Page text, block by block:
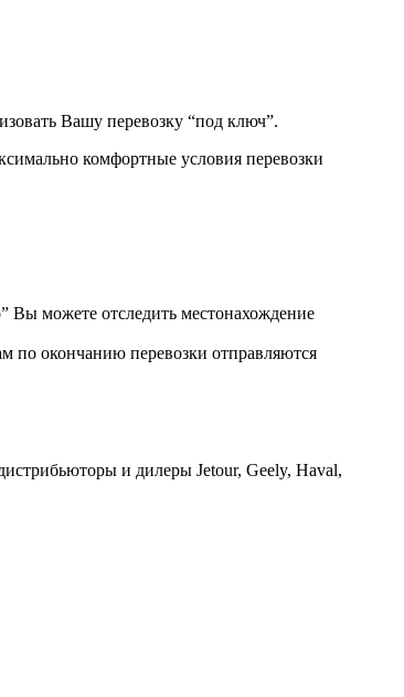
Вашу перевозку “под ключ”.
комфортные условия перевозки
можете отследить местонахождение
по окончанию перевозки отправляются
и дилеры Jetour, Geely, Haval,